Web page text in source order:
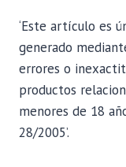
‘Este artículo es
generado
errores o
productos
menores de 18
28/2005’.